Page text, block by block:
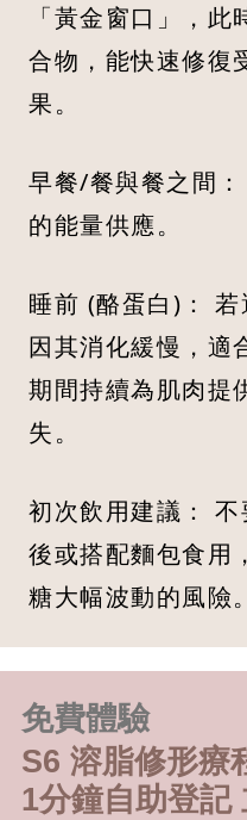
「黃金窗口」，
合物，能快速修復
果。
早餐/餐與餐之間
的能量供應。
睡前 (酪蛋白)：
因其消化緩慢，適
期間持續為肌肉提
失。
初次飲用建議：
後或搭配麵包食用
糖大幅波動的風險。
免費體驗
S6 溶脂修形療
1分鐘自助登記